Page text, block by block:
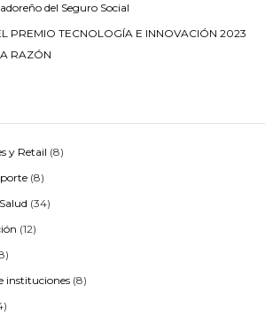
del Seguro Social
PREMIO TECNOLOGÍA E INNOVACIÓN 2023
RAZÓN
y Retail (8)
(8)
(34)
(12)
instituciones(8)